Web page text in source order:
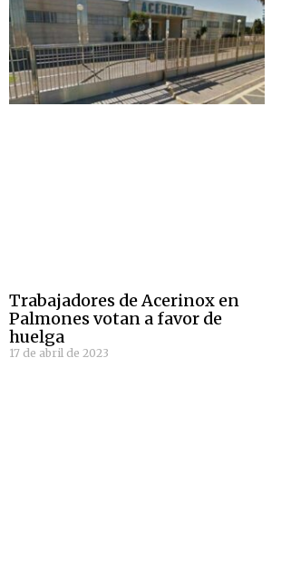
Trabajadores de Acerinox en
Palmones votan a favor de
huelga
17 de abril de 2023